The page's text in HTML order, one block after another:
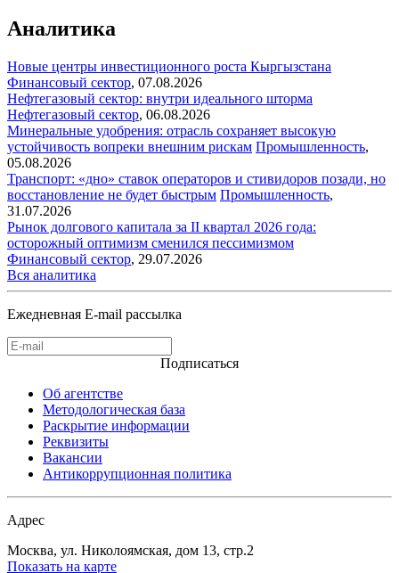
Аналитика
Новые центры инвестиционного роста Кыргызстана
Финансовый сектор, 07.08.2026
Нефтегазовый сектор: внутри идеального шторма
Нефтегазовый сектор, 06.08.2026
Минеральные удобрения: отрасль сохраняет высокую
устойчивость вопреки внешним рискам Промышленность,
05.08.2026
Транспорт: «дно» ставок операторов и стивидоров позади, но
восстановление не будет быстрым Промышленность,
31.07.2026
Рынок долгового капитала за II квартал 2026 года:
осторожный оптимизм сменился пессимизмом
Финансовый сектор, 29.07.2026
Вся аналитика
Ежедневная E-mail рассылка
Подписаться
Об агентстве
Методологическая база
Раскрытие информации
Реквизиты
Вакансии
Антикоррупционная политика
Адрес
Москва, ул. Николоямская, дом 13, стр.2
Показать на карте